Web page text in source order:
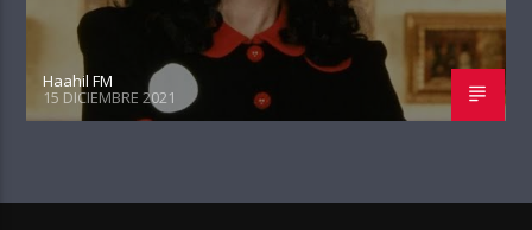
Haahil FM
15 DICIEMBRE 2021